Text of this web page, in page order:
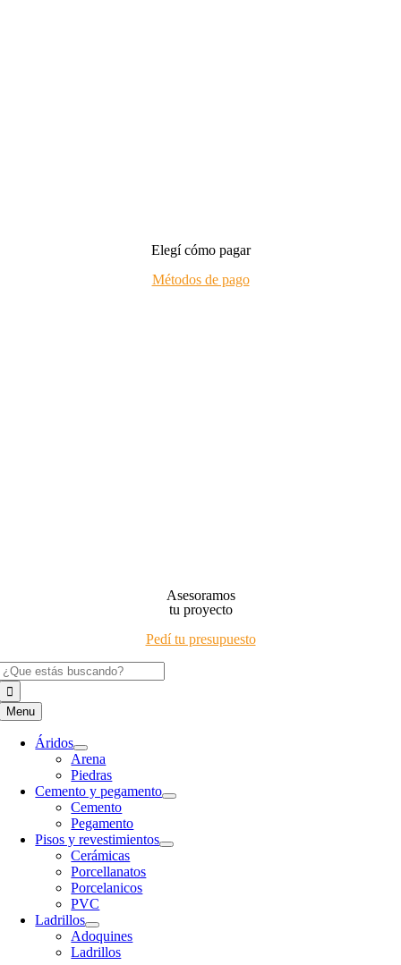
Elegí cómo pagar
Métodos de pago
Asesoramos
tu proyecto
Pedí tu presupuesto
Menu
Áridos
Arena
Piedras
Cemento y pegamento
Cemento
Pegamento
Pisos y revestimientos
Cerámicas
Porcellanatos
Porcelanicos
PVC
Ladrillos
Adoquines
Ladrillos